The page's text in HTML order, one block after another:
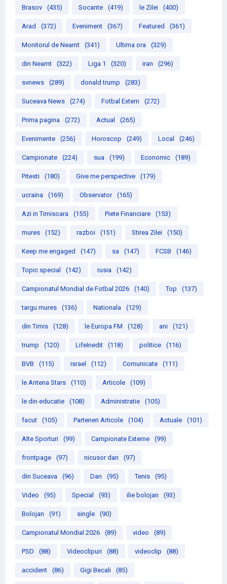
Brasov (435) Socante (419) le Zilei (400)
Arad (372) Eveniment (367) Featured (361)
Monitorul de Neamt (341) Ultima ora (329)
din Neamt (322) Liga 1 (320) iran (296)
svnews (289) donald trump (283)
Suceava News (274) Fotbal Extern (272)
Prima pagina (272) Actual (265)
Evenimente (256) Horoscop (249) Local (246)
Campionate (224) sua (199) Economic (189)
Pitesti (180) Give me perspective (179)
ucraina (169) Observator (165)
Azi in Timisoara (155) Piete Financiare (153)
mures (152) razboi (151) Stirea Zilei (150)
Keep me engaged (147) sa (147) FCSB (146)
Topic special (142) rusia (142)
Campionatul Mondial de Fotbal 2026 (140) Top (137)
targu mures (136) Nationala (129)
din Timis (128) le Europa FM (128) ani (121)
trump (120) LifeInedit (118) politice (116)
BVB (115) israel (112) Comunicate (111)
le Antena Stars (110) Articole (109)
le din educatie (108) Administratie (105)
facut (105) Parteneri Articole (104) Actuale (101)
Alte Sporturi (99) Campionate Externe (99)
frontpage (97) nicusor dan (97)
din Suceava (96) Dan (95) Tenis (95)
Video (95) Special (93) ilie bolojan (93)
Bolojan (91) single (90)
Campionatul Mondial 2026 (89) video (89)
PSD (88) Videoclipuri (88) videoclip (88)
accident (86) Gigi Becali (85)